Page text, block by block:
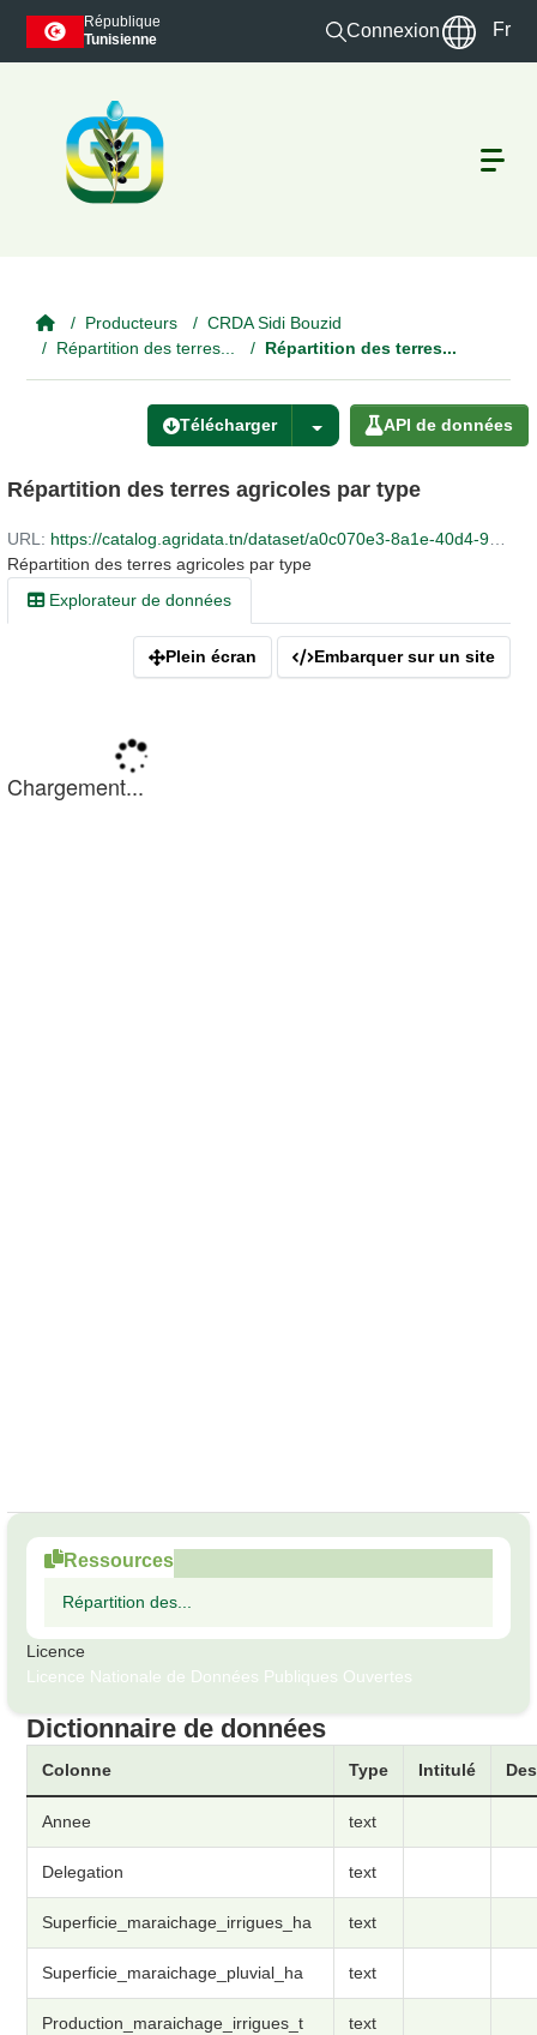
Skip to main content
République
Tunisienne
Connexion Fr
Producteurs
CRDA Sidi Bouzid
Répartition des terres...
Répartition des terres...
Télécharger API de données
Répartition des terres agricoles par type
URL: https://catalog.agridata.tn/dataset/a0c070e3-8a1e-40d4-9fca-d9a1b637ea9f/resource/25c5d2e1-1d13-4f1a-8700-9b7a80438881/download/repartition-des-terres-agricoles-par-type.xlsx
Répartition des terres agricoles par type
Explorateur de données
Plein écran Embarquer sur un site
Ressources
Répartition des...
Licence
Licence Nationale de Données Publiques Ouvertes
Dictionnaire de données
Colonne Type Intitulé
Annee text
Delegation text
Superficie_maraichage_irrigues_ha text
Superficie_maraichage_pluvial_ha text
Production_maraichage_irrigues_t text